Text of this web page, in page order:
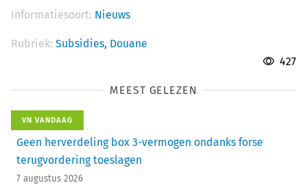
Informatiesoort: Nieuws
Rubriek: Subsidies, Douane
427
MEEST GELEZEN
VN VANDAAG
Geen herverdeling box 3-vermogen ondanks forse
terugvordering toeslagen
7 augustus 2026